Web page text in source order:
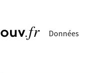
Données